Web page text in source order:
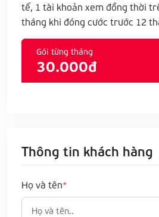
tế, 1 tài khoản xem đồng thời
tháng khi đóng cước trước 12
Gói từng tháng
30.000đ
Thông tin khách hàng
Họ và tên